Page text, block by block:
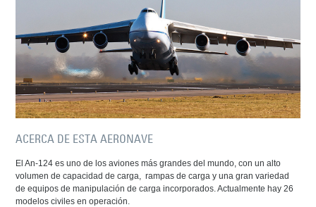
ACERCA DE ESTA AERONAVE
El An-124 es uno de los aviones más grandes del mundo, con un alto
volumen de capacidad de carga, rampas de carga y una gran variedad
de equipos de manipulación de carga incorporados. Actualmente hay 26
modelos civiles en operación.